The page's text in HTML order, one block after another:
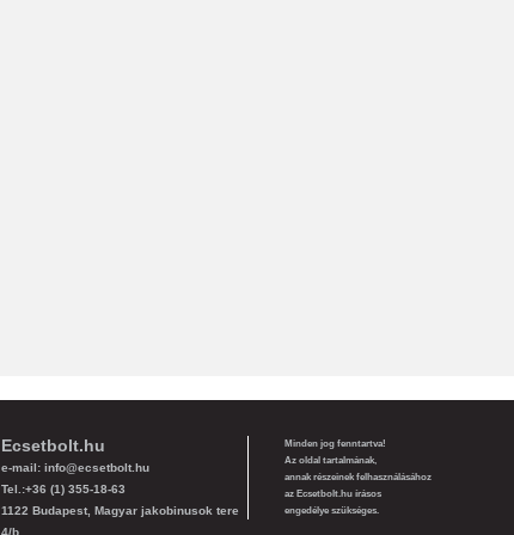
Ecsetbolt.hu
e-mail: info@ecsetbolt.hu
Tel.:+36 (1) 355-18-63
1122 Budapest, Magyar jakobinusok tere
4/b.
Minden jog fenntartva!
Az oldal tartalmának,
annak részeinek felhasználásához
az Ecsetbolt.hu írásos
engedélye szükséges.